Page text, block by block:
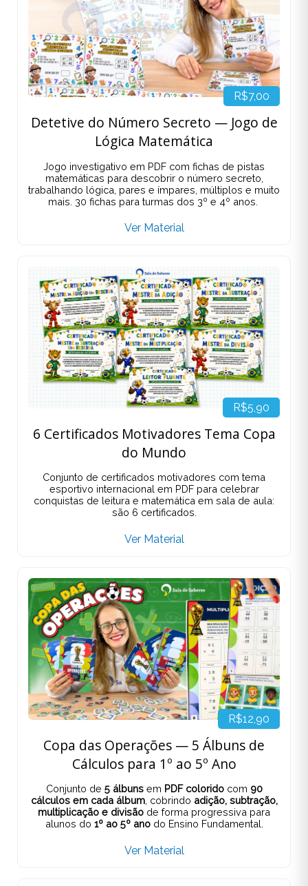
R$7,00
Detetive do Número Secreto — Jogo de
Lógica Matemática
Jogo investigativo em PDF com fichas de pistas
matemáticas para descobrir o número secreto,
trabalhando lógica, pares e ímpares, múltiplos e muito
mais. 30 fichas para turmas dos 3º e 4º anos.
Ver Material
R$5,90
6 Certificados Motivadores Tema Copa
do Mundo
Conjunto de certificados motivadores com tema
esportivo internacional em PDF para celebrar
conquistas de leitura e matemática em sala de aula:
são 6 certificados.
Ver Material
R$12,90
Copa das Operações — 5 Álbuns de
Cálculos para 1º ao 5º Ano
Conjunto de 5 álbunsem PDF coloridocom 90
cálculos em cada álbum, cobrindo adição, subtração,
multiplicação e divisão de forma progressiva para
alunos do 1º ao 5º anodo Ensino Fundamental.
Ver Material